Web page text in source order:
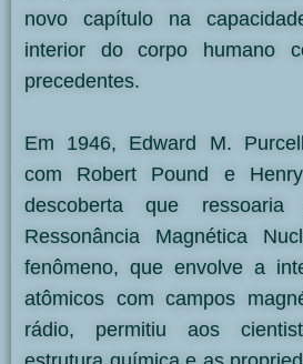
novo capítulo na
interior do corpo humano
precedentes.
Em 1946, Edward M.
com Robert Pound e
descoberta que
Ressonância Magnética
fenômeno, que envolve a
atômicos com campos
rádio, permitiu aos